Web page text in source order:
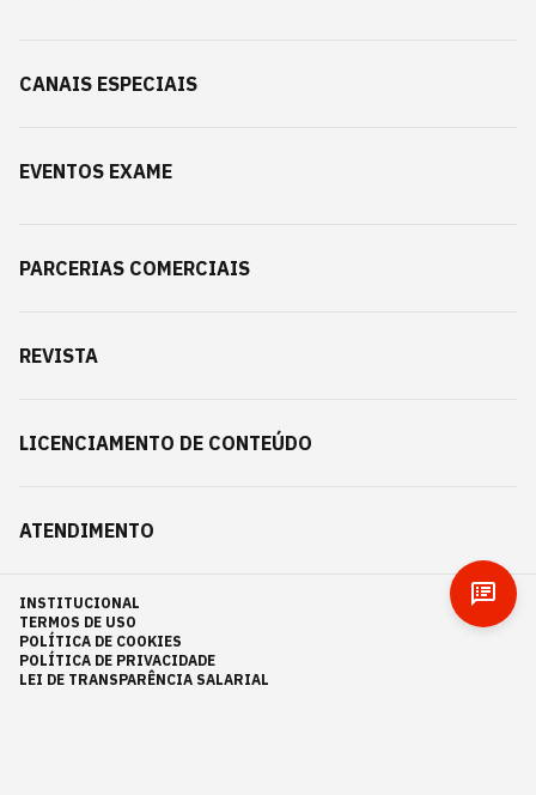
CANAIS ESPECIAIS
EVENTOS EXAME
PARCERIAS COMERCIAIS
REVISTA
LICENCIAMENTO DE CONTEÚDO
ATENDIMENTO
INSTITUCIONAL
TERMOS DE USO
POLÍTICA DE COOKIES
POLÍTICA DE PRIVACIDADE
LEI DE TRANSPARÊNCIA SALARIAL